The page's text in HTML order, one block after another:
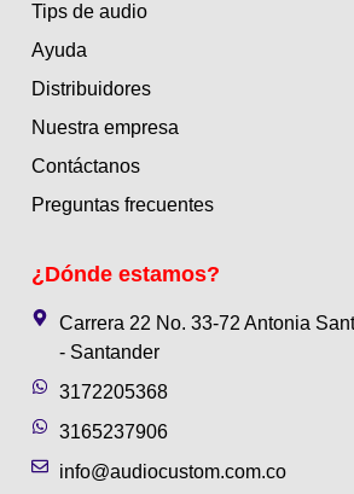
Tips de audio
Ayuda
Distribuidores
Nuestra empresa
Contáctanos
Preguntas frecuentes
¿Dónde estamos?
Carrera 22 No. 33-72 Antonia
- Santander
3172205368
3165237906
info@audiocustom.com.co